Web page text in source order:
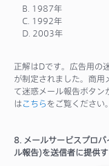
B. 1987年
C. 1992年
D. 2003年
正解はDです。広告用の
が制定されました。商用
て迷惑メール報告ボタ
はこちらをご覧ください。
8. メールサービスプロ
ル報告)を送信者に提供